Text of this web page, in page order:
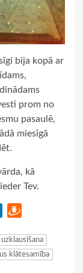
bija kopā ar
prom no
pasaulē,
miesīgā
kā
Tev.
LinkedIn
klātesamība